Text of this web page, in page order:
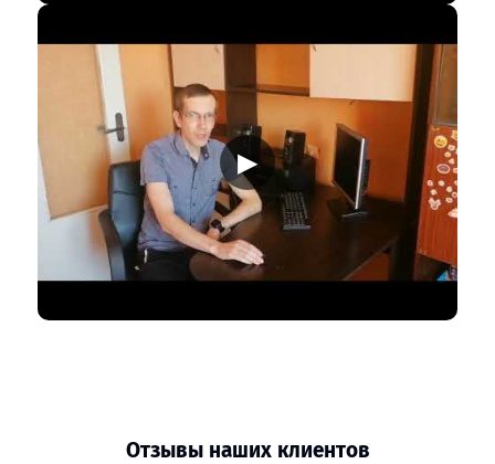
▶
Отзывы наших клиентов